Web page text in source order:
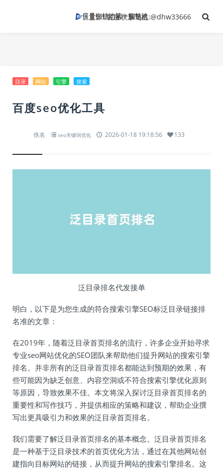
客服联系飞机:@dhw33666
目录 网站 引擎 搜索
百度seo优化工具
佚名 seo关键词优化 2026-01-18 19:18:56 133
泛目录排名代发接单
明白，以下是为您生成的符合搜索引擎SEO标泛目录链接排
名准的文章：
在2019年，随着泛目录首页排名的流行，许多企业开始寻求
专业seo网站优化的SEO团队来帮助他们提升网站的搜索引擎
排名。并非所有的泛目录首页排名都能达到预期的效果，有
些可能因为缺乏创意、内容空洞或不符合搜索引擎优化原则
等原因，导致效果不佳。本文将深入探讨泛目录首页排名的
重要性和写作技巧，并提供相应的策略和建议，帮助企业撰
写出更具吸引力和效果的泛目录首页排名。
我们需要了解泛目录首页排名的基本概念。泛目录首页排名
是一种基于泛目录技术的首页优化方法，通过在其他网站创
建指向目标网站的链接，从而提升网站的搜索引擎排名。这